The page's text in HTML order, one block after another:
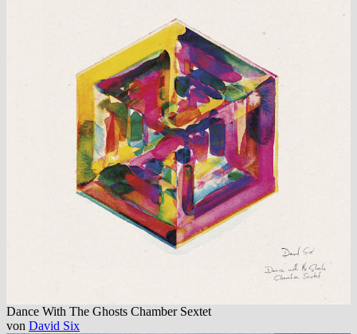
Dance With The Ghosts Chamber Sextet
von David Six